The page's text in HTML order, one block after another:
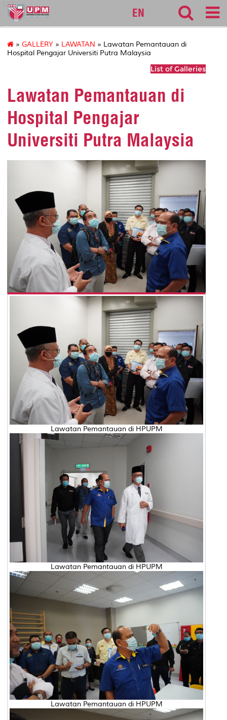
127
EN
» GALLERY » LAWATAN » Lawatan Pemantauan di
Hospital Pengajar Universiti Putra Malaysia
List of Galleries
Lawatan Pemantauan di
Hospital Pengajar
Universiti Putra Malaysia
Lawatan Pemantauan di HPUPM
Lawatan Pemantauan di HPUPM
Lawatan Pemantauan di HPUPM